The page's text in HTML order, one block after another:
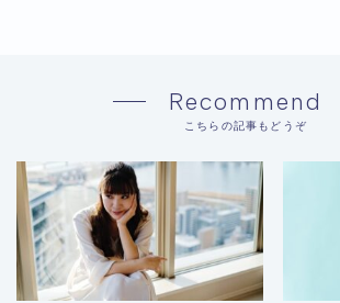
Recommend
こちらの記事もどうぞ